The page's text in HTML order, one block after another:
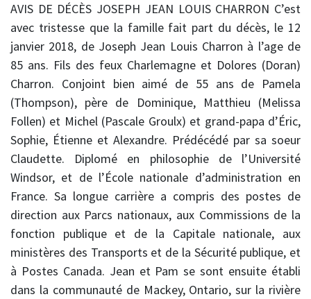
AVIS DE DÉCÈS JOSEPH JEAN LOUIS CHARRON C’est
avec tristesse que la famille fait part du décès, le 12
janvier 2018, de Joseph Jean Louis Charron à l’age de
85 ans. Fils des feux Charlemagne et Dolores (Doran)
Charron. Conjoint bien aimé de 55 ans de Pamela
(Thompson), père de Dominique, Matthieu (Melissa
Follen) et Michel (Pascale Groulx) et grand-papa d’Éric,
Sophie, Étienne et Alexandre. Prédécédé par sa soeur
Claudette. Diplomé en philosophie de l’Université
Windsor, et de l’École nationale d’administration en
France. Sa longue carrière a compris des postes de
direction aux Parcs nationaux, aux Commissions de la
fonction publique et de la Capitale nationale, aux
ministères des Transports et de la Sécurité publique, et
à Postes Canada. Jean et Pam se sont ensuite établi
dans la communauté de Mackey, Ontario, sur la rivière